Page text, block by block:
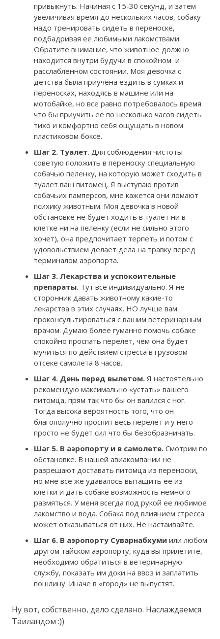
привыкнуть. Начиная с 15-30 секунд, и затем
увеличивая время до нескольких часов, собаку
надо тренировать сидеть в переноске,
подбадривая ее любимыми лакомствами.
Обратите внимание, что животное должно
находится внутри будучи в спокойном и
расслабленном состоянии. Моя девочка с
детства была приучена ездить в сумках и
переносках, находясь в машине или на
мотобайке, но все равно потребовалось время
что бы приучить ее по несколько часов сидеть
тихо и комфортно себя ощущать в новом
пластиковом боксе.
Шаг 2. Туалет. Для соблюдения чистоты
советую положить в переноску специальную
собачью пеленку, на которую может сходить в
туалет ваш питомец. Я выступаю против
собачьих памперсов, мне кажется они ломают
психику животным. Моя девочка в новой
обстановке не будет ходить в туалет ни в
клетке ни на пеленку (если не сильно этого
хочет), она предпочитает терпеть и потом с
удовольствием делает дела на травку перед
терминалом аэропорта.
Шаг 3. Лекарства и успокоительные
препараты. Тут все индивидуально. Я не
сторонник давать животному какие-то
лекарства в этих случаях, НО лучше вам
проконсультироваться с вашим ветеринарным
врачом. Думаю более гуманно помочь собаке
спокойно проспать перелет, чем она будет
мучиться по действием стресса в грузовом
отсеке самолета 8 часов.
Шаг 4. День перед вылетом. Я настоятельно
рекомендую максимально «устать» вашего
питомца, прям так что бы он валился с ног.
Тогда высока вероятность того, что он
благополучно проспит весь перелет и у него
просто не будет сил что бы безобразничать.
Шаг 5. В аэропорту и в самолете. Смотрим по
обстановке. В нашей авиакомпании не
разрешают доставать питомца из переноски,
но мне все же удавалось вытащить ее из
клетки и дать собаке возможность немного
размяться. У меня всегда под рукой ее любимое
лакомство и вода. Собака под влиянием стресса
может отказываться от них. Не настаивайте.
Шаг 6. В аэропорту Суварнабхуми или любом
другом тайском аэропорту, куда вы прилетите,
необходимо обратиться в ветеринарную
службу, показать им доки на ввоз и заплатить
пошлину. Иначе в «город» не выпустят.
Ну вот, собственно, дело сделано. Наслаждаемся
Таиландом :))